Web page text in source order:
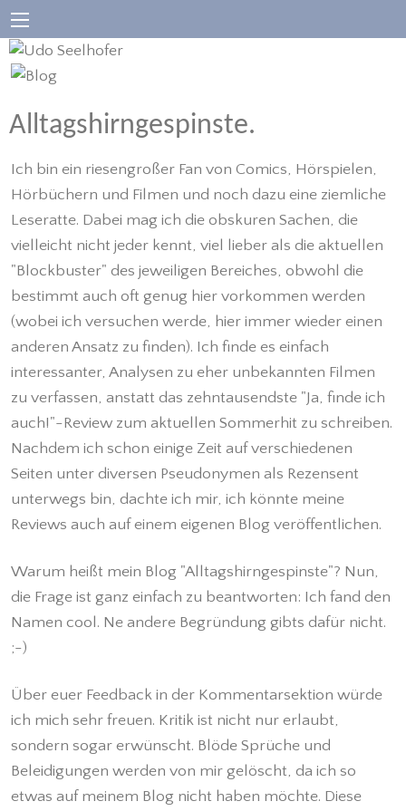
Alltagshirngespinste.
Ich bin ein riesengroßer Fan von Comics, Hörspielen,
Hörbüchern und Filmen und noch dazu eine ziemliche
Leseratte. Dabei mag ich die obskuren Sachen, die
vielleicht nicht jeder kennt, viel lieber als die aktuellen
"Blockbuster" des jeweiligen Bereiches, obwohl die
bestimmt auch oft genug hier vorkommen werden
(wobei ich versuchen werde, hier immer wieder einen
anderen Ansatz zu finden). Ich finde es einfach
interessanter, Analysen zu eher unbekannten Filmen
zu verfassen, anstatt das zehntausendste "Ja, finde ich
auch!"-Review zum aktuellen Sommerhit zu schreiben.
Nachdem ich schon einige Zeit auf verschiedenen
Seiten unter diversen Pseudonymen als Rezensent
unterwegs bin, dachte ich mir, ich könnte meine
Reviews auch auf einem eigenen Blog veröffentlichen.
Warum heißt mein Blog "Alltagshirngespinste"? Nun,
die Frage ist ganz einfach zu beantworten: Ich fand den
Namen cool. Ne andere Begründung gibts dafür nicht.
;-)
Über euer Feedback in der Kommentarsektion würde
ich mich sehr freuen. Kritik ist nicht nur erlaubt,
sondern sogar erwünscht. Blöde Sprüche und
Beleidigungen werden von mir gelöscht, da ich so
etwas auf meinem Blog nicht haben möchte. Diese